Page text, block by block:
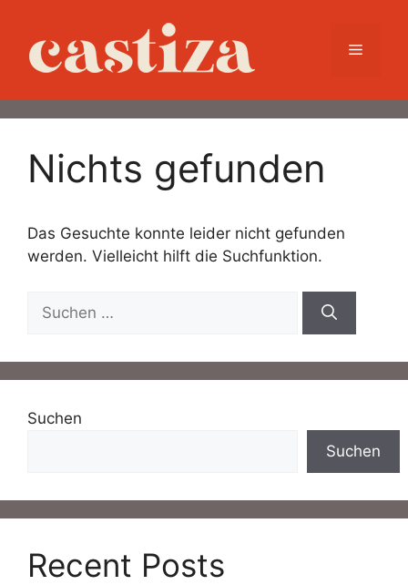
Nichts gefunden
Das Gesuchte konnte leider nicht gefunden
werden. Vielleicht hilft die Suchfunktion.
Suchen
Suchen
Recent Posts